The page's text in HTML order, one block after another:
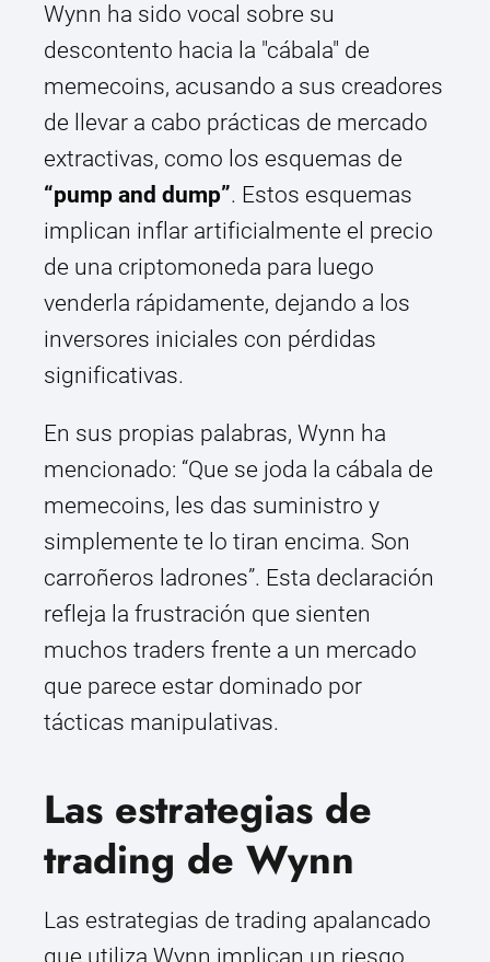
Wynn ha sido vocal sobre su
descontento hacia la "cábala" de
memecoins, acusando a sus creadores
de llevar a cabo prácticas de mercado
extractivas, como los esquemas de
“pump and dump”. Estos esquemas
implican inflar artificialmente el precio
de una criptomoneda para luego
venderla rápidamente, dejando a los
inversores iniciales con pérdidas
significativas.
En sus propias palabras, Wynn ha
mencionado: “Que se joda la cábala de
memecoins, les das suministro y
simplemente te lo tiran encima. Son
carroñeros ladrones”. Esta declaración
refleja la frustración que sienten
muchos traders frente a un mercado
que parece estar dominado por
tácticas manipulativas.
Las estrategias de
trading de Wynn
Las estrategias de trading apalancado
que utiliza Wynn implican un riesgo